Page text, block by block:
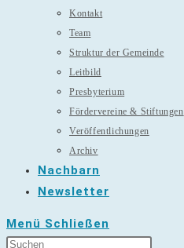
Kontakt
Team
Struktur der Gemeinde
Leitbild
Presbyterium
Fördervereine & Stiftungen
Veröffentlichungen
Archiv
Nachbarn
Newsletter
Menü Schließen